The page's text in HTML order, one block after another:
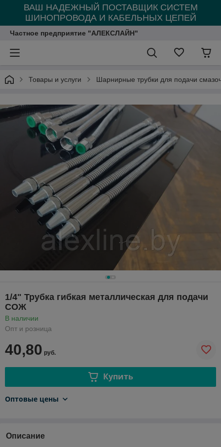
ВАШ НАДЕЖНЫЙ ПОСТАВЩИК СИСТЕМ
ШИНОПРОВОДА И КАБЕЛЬНЫХ ЦЕПЕЙ
Частное предприятие "АЛЕКСЛАЙН"
Товары и услуги Шарнирные трубки для подачи
1/4" Трубка гибкая металлическая для подачи
СОЖ
В наличии
Опт и розница
40,80 руб.
Купить
Оптовые цены
Описание